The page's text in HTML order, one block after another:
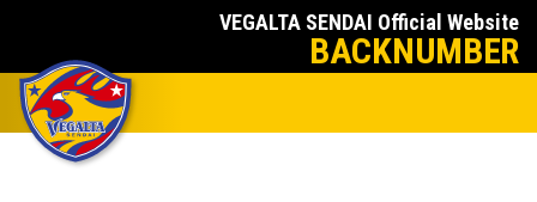
VEGALTA SENDAI Official Website
BACKNUMBER